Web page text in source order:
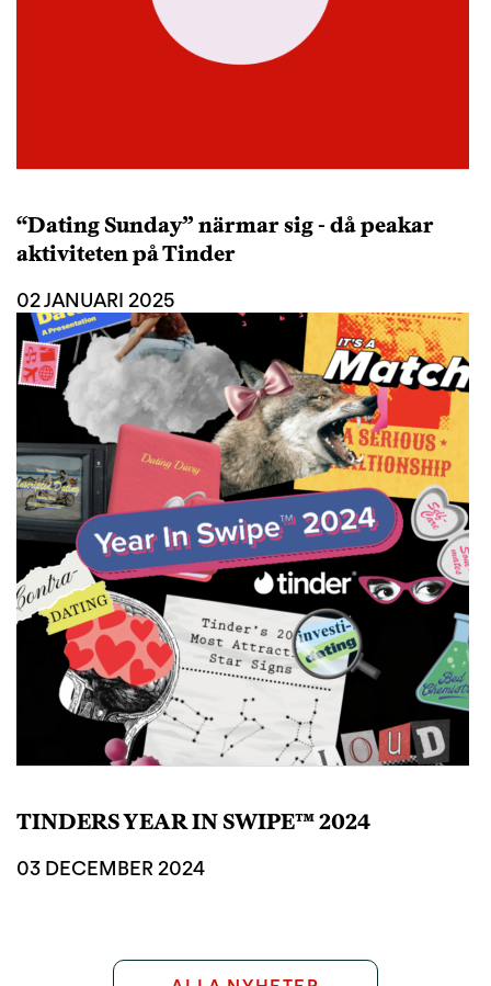
“Dating Sunday” närmar sig - då peakar
aktiviteten på Tinder
02 JANUARI 2025
TINDERS YEAR IN SWIPE™ 2024
03 DECEMBER 2024